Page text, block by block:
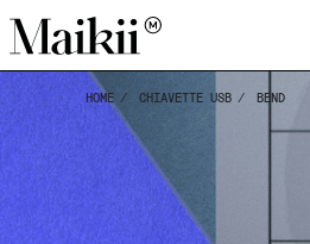
HOME CHIAVETTE USB BEND